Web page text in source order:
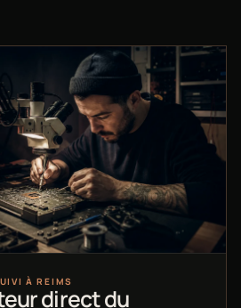
À REIMS
direct du